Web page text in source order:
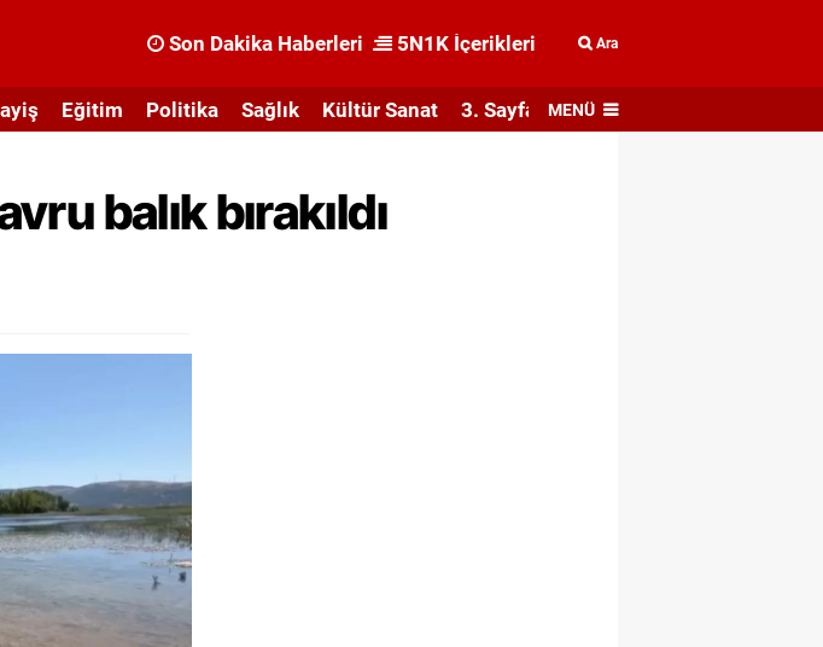
Son Dakika Haberleri 5N1K İçerikleri Ara
Eğitim Politika Sağlık Kültür Sanat 3. Sayfa MENÜ
balık bırakıldı